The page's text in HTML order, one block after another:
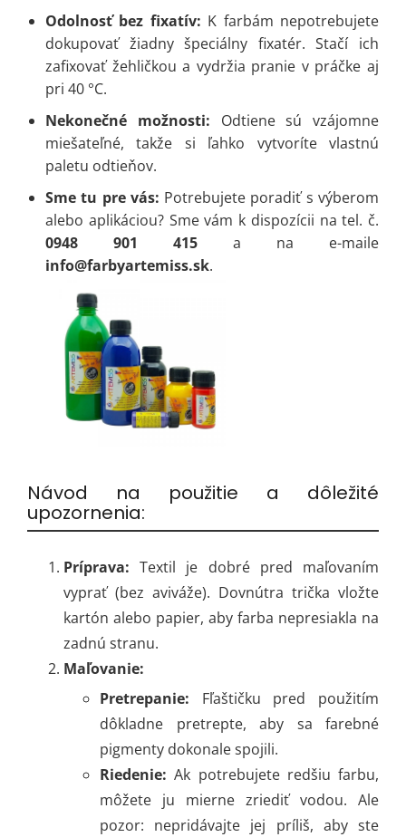
Odolnosť bez fixatív: K farbám nepotrebujete
dokupovať žiadny špeciálny fixatér. Stačí ich
zafixovať žehličkou a vydržia pranie v práčke aj
pri 40 °C.
Nekonečné možnosti: Odtiene sú vzájomne
miešateľné, takže si ľahko vytvoríte vlastnú
paletu odtieňov.
Sme tu pre vás: Potrebujete poradiť s výberom
alebo aplikáciou? Sme vám k dispozícii na tel. č.
0948 901 415 a na e-maile
info@farbyartemiss.sk.
Návod na použitie a dôležité
upozornenia:
Príprava: Textil je dobré pred maľovaním
vyprať (bez aviváže). Dovnútra trička vložte
kartón alebo papier, aby farba nepresiakla na
zadnú stranu.
Maľovanie:
Pretrepanie: Fľaštičku pred použitím
dôkladne pretrepte, aby sa farebné
pigmenty dokonale spojili.
Riedenie: Ak potrebujete redšiu farbu,
môžete ju mierne zriediť vodou. Ale
pozor: nepridávajte jej príliš, aby ste